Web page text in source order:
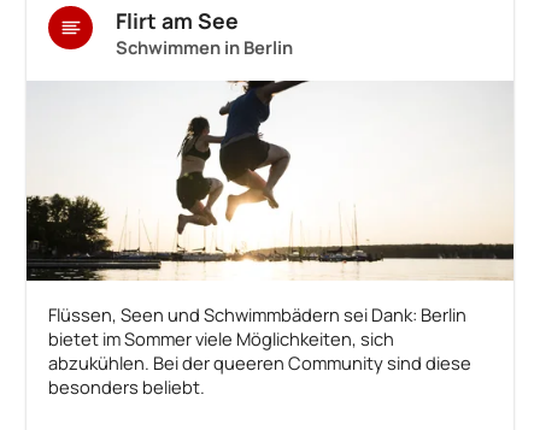
Flirt am See
Schwimmen in Berlin
Flüssen, Seen und Schwimmbädern sei Dank: Berlin
bietet im Sommer viele Möglichkeiten, sich
abzukühlen. Bei der queeren Community sind diese
besonders beliebt.